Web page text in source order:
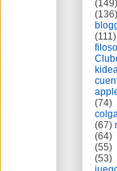
(149)
(136)
(111)
(74)
(67)
(64)
(55)
(53)